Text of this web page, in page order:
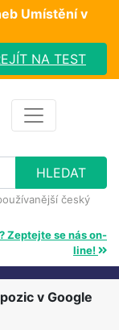
Umístění v
NA TEST
český
Zeptejte se nás on-
line!
v Google